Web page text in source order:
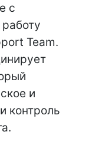
с
Team.
и
контроль